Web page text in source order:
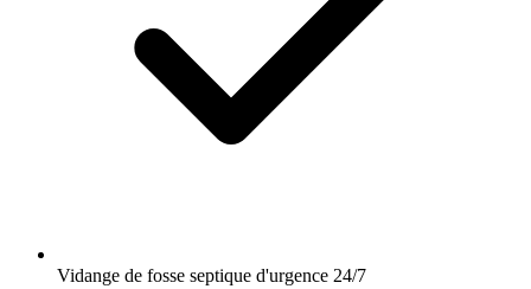
Vidange de fosse septique d'urgence 24/7